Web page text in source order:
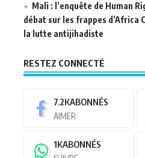
Mali : l’enquête de Human
débat sur les frappes d’Africa
la lutte antijihadiste
RESTEZ CONNECTÉ
7.2KABONNÉS
AIMER
1KABONNÉS